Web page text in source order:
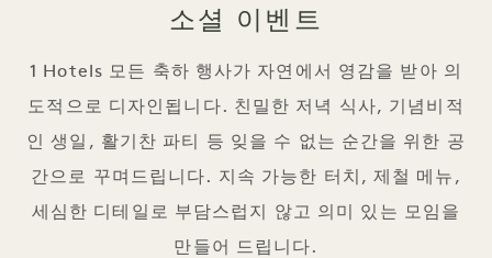
소셜 이벤트
1 Hotels 모든 축하 행사가 자연에서 영감을 받아 의
도적으로 디자인됩니다. 친밀한 저녁 식사, 기념비적
인 생일, 활기찬 파티 등 잊을 수 없는 순간을 위한 공
간으로 꾸며드립니다. 지속 가능한 터치, 제철 메뉴,
세심한 디테일로 부담스럽지 않고 의미 있는 모임을
만들어 드립니다.